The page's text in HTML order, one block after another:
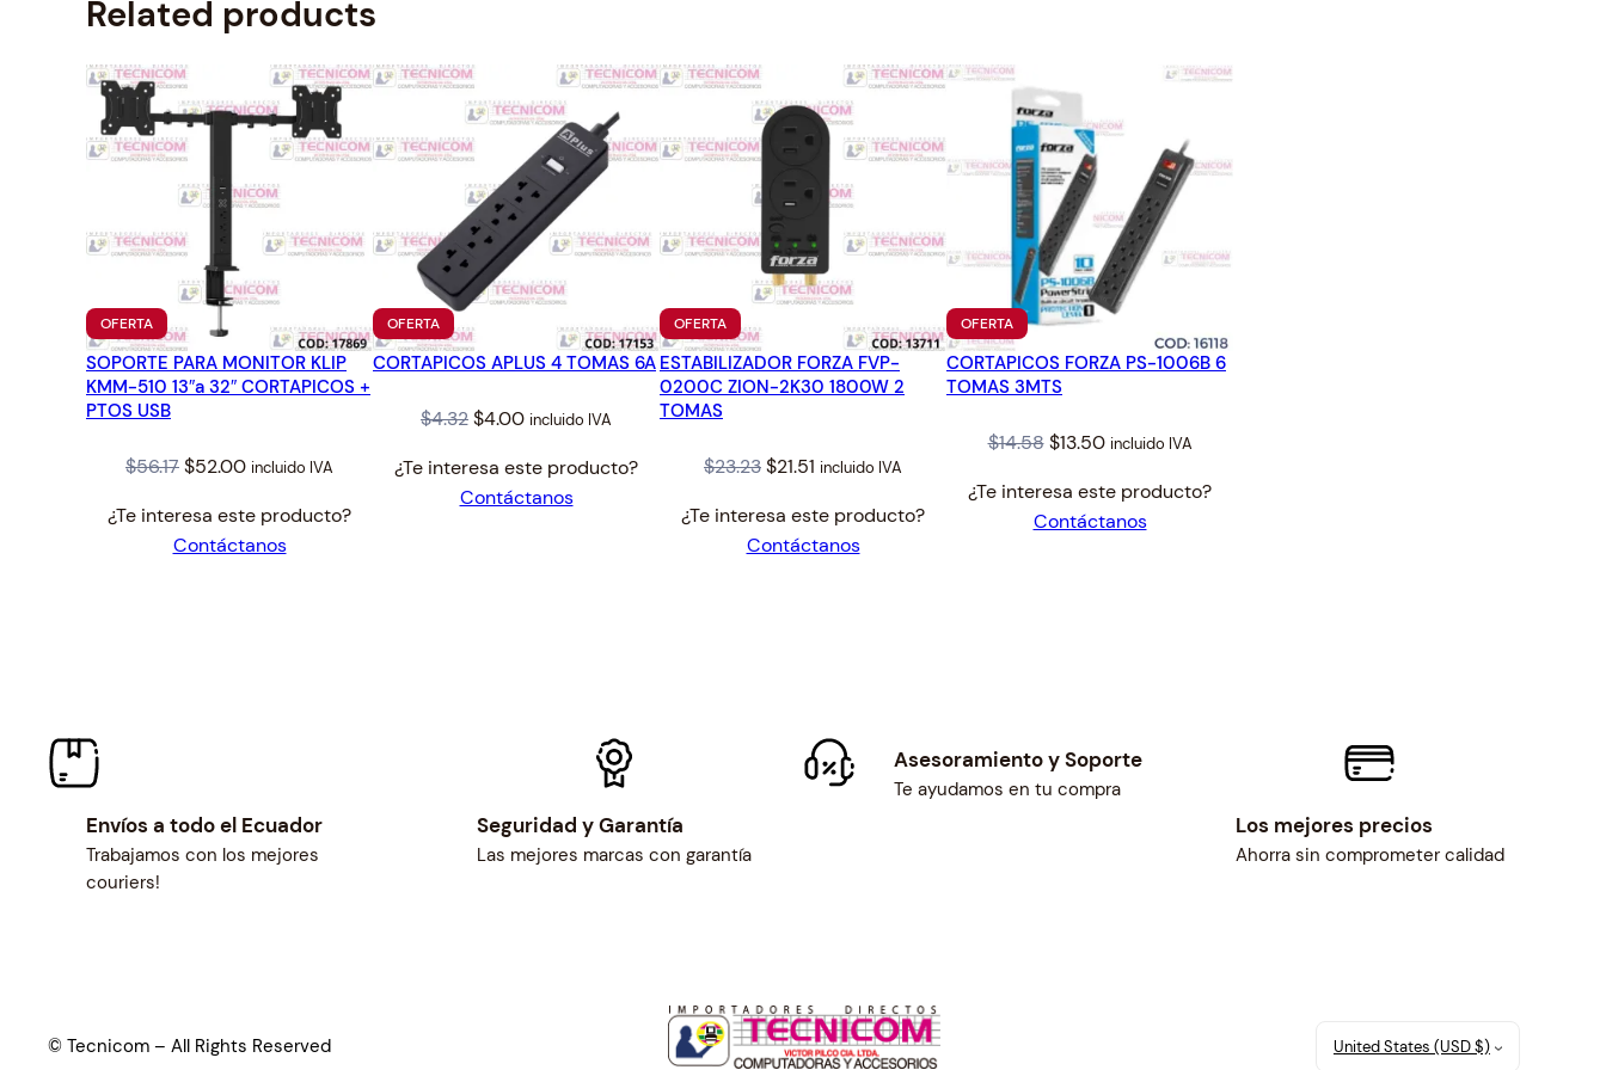
Related products
OFERTAPRODUCTO
EN
OFERTA
SOPORTE PARA MONITOR KLIP
KMM-510 13″a 32″ CORTAPICOS +
PTOS USB
$56.17Original
was:
$56.17.
$52.00Current
is:
$52.00.
incluido IVA
¿Te interesa este producto?
Contáctanos
OFERTAPRODUCTO
EN
OFERTA
CORTAPICOS APLUS 4 TOMAS 6A
$4.32Original
was:
$4.32.
$4.00Current
is:
$4.00.
incluido IVA
¿Te interesa este producto?
Contáctanos
OFERTAPRODUCTO
EN
OFERTA
ESTABILIZADOR FORZA FVP-
0200C ZION-2K30 1800W 2
TOMAS
$23.23Original
was:
$23.23.
$21.51 Current
is:
$21.51.
incluido IVA
¿Te interesa este producto?
Contáctanos
OFERTAPRODUCTO
EN
OFERTA
CORTAPICOS FORZA PS-1006B 6
TOMAS 3MTS
$14.58 Original
was:
$14.58.
$13.50Current
is:
$13.50.
incluido IVA
¿Te interesa este producto?
Contáctanos
Envíos a todo el Ecuador
Trabajamos con los mejores
couriers!
Seguridad y Garantía
Las mejores marcas con garantía
Asesoramiento y Soporte
Te ayudamos en tu compra
Los mejores precios
Ahorra sin comprometer calidad
© Tecnicom – All Rights Reserved United States (USD $)